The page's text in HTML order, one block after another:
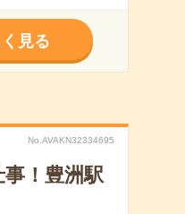
見る
No.AVAKN32334695
！豊洲駅